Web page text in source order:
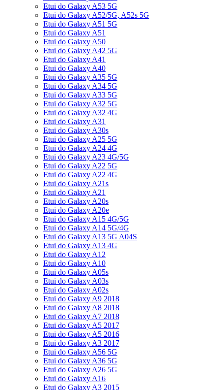
Etui do Galaxy A53 5G
Etui do Galaxy A52/5G, A52s 5G
Etui do Galaxy A51 5G
Etui do Galaxy A51
Etui do Galaxy A50
Etui do Galaxy A42 5G
Etui do Galaxy A41
Etui do Galaxy A40
Etui do Galaxy A35 5G
Etui do Galaxy A34 5G
Etui do Galaxy A33 5G
Etui do Galaxy A32 5G
Etui do Galaxy A32 4G
Etui do Galaxy A31
Etui do Galaxy A30s
Etui do Galaxy A25 5G
Etui do Galaxy A24 4G
Etui do Galaxy A23 4G/5G
Etui do Galaxy A22 5G
Etui do Galaxy A22 4G
Etui do Galaxy A21s
Etui do Galaxy A21
Etui do Galaxy A20s
Etui do Galaxy A20e
Etui do Galaxy A15 4G/5G
Etui do Galaxy A14 5G/4G
Etui do Galaxy A13 5G A04S
Etui do Galaxy A13 4G
Etui do Galaxy A12
Etui do Galaxy A10
Etui do Galaxy A05s
Etui do Galaxy A03s
Etui do Galaxy A02s
Etui do Galaxy A9 2018
Etui do Galaxy A8 2018
Etui do Galaxy A7 2018
Etui do Galaxy A5 2017
Etui do Galaxy A5 2016
Etui do Galaxy A3 2017
Etui do Galaxy A56 5G
Etui do Galaxy A36 5G
Etui do Galaxy A26 5G
Etui do Galaxy A16
Etui do Galaxy A3 2015